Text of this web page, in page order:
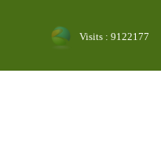
Visits : 9122177